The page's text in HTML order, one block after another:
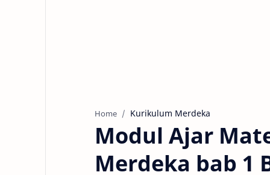
Home Kurikulum Merdeka
Modul Ajar
Merdeka bab 1